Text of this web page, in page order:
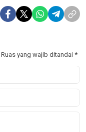
Ruas yang wajib ditandai *